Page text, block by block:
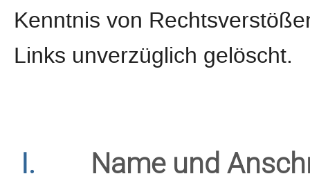
Kenntnis von
Links unverzüglich gelöscht.
I. Name und